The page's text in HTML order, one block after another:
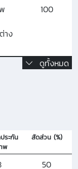
าง
100
ดูทั้งหมด
ระกัน
พ
สัดส่วน (%)
50